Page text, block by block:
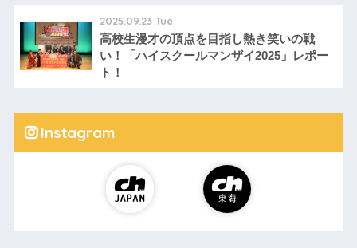
2025.09.23 Tue
高校生漫才の頂点を目指し熱き笑いの戦
い！「ハイスクールマンザイ2025」レポー
ト！
Instagram